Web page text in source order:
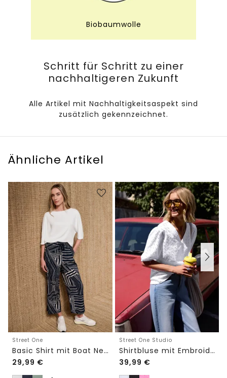
Biobaumwolle
Schritt für Schritt zu einer
nachhaltigeren Zukunft
Alle Artikel mit Nachhaltigkeitsaspekt sind
zusätzlich gekennzeichnet.
Ähnliche Artikel
Street One
Basic Shirt mit Boat Neck und Elastikbund
29,99 €
Street One Studio
Shirtbluse mit Embroidery-Front
39,99 €